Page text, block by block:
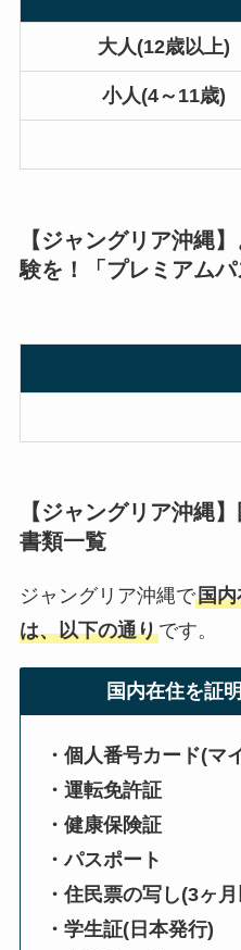
大人(12歳以上)
小人(4～11歳)
【ジャングリア沖縄
験を！「プレミアムパ
【ジャングリア沖縄
書類一覧
ジャングリア沖縄で国内
は、以下の通りです。
国内在住を証
・個人番号カード(マ
・運転免許証
・健康保険証
・パスポート
・住民票の写し(3ヶ
・学生証(日本発行)